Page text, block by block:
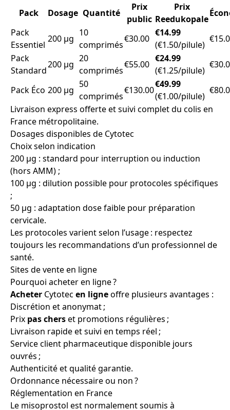
Pack
Dosage Quantité
Prix
public
Prix
Reedukopale
Pack
Essentiel
200 µg
10
comprimés
€30.00
€14.99
(€1.50/pilule)
Pack
Standard
200 µg
20
comprimés
€55.00
€24.99
(€1.25/pilule)
Pack Éco 200 µg
50
comprimés
€130.00
€49.99
(€1.00/pilule)
Livraison express offerte et suivi complet du colis en
France métropolitaine.
Dosages disponibles de Cytotec
Choix selon indication
200 µg : standard pour interruption ou induction
(hors AMM) ;
100 µg : dilution possible pour protocoles spécifiques
;
50 µg : adaptation dose faible pour préparation
cervicale.
Les protocoles varient selon l’usage : respectez
toujours les recommandations d’un professionnel de
santé.
Sites de vente en ligne
Pourquoi acheter en ligne ?
Acheter Cytotec en ligneoffre plusieurs avantages :
Discrétion et anonymat ;
Prix pas cherset promotions régulières ;
Livraison rapide et suivi en temps réel ;
Service client pharmaceutique disponible jours
ouvrés ;
Authenticité et qualité garantie.
Ordonnance nécessaire ou non ?
Réglementation en France
Le misoprostol est normalement soumis à